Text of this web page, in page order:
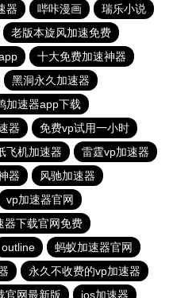
器 哔咔漫画
瑞乐小说
老版本旋风加速免费
十大免费加速神器
黑洞永久加速器
加速器app下载
器
免费vp试用一小时
飞机加速器
雷霆vp加速器
器
风驰加速器
vp加速器官网
器下载官网免费
outline
蚂蚁加速器官网
永久不收费的vp加速器
官网最新版 ios加速器